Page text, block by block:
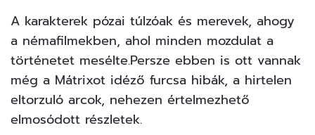
A karakterek pózai túlzóak és merevek, ahogy
a némafilmekben, ahol minden mozdulat a
történetet mesélte.Persze ebben is ott vannak
még a Mátrixot idéző furcsa hibák, a hirtelen
eltorzuló arcok, nehezen értelmezhető
elmosódott részletek.